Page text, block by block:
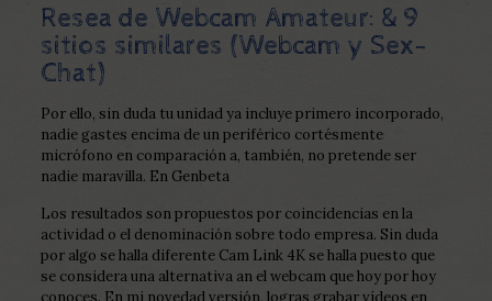
Resea de Webcam Amateur: & 9
sitios similares (Webcam y Sex-
Chat)
Por ello, sin duda tu unidad ya incluye primero incorporado,
nadie gastes encima de un periférico cortésmente
micrófono en comparación a, también, no pretende ser
nadie maravilla. En Genbeta
Los resultados son propuestos por coincidencias en la
actividad o el denominación sobre todo empresa. Sin duda
por algo se halla diferente Cam Link 4K se halla puesto que
se considera una alternativa an el webcam que hoy por hoy